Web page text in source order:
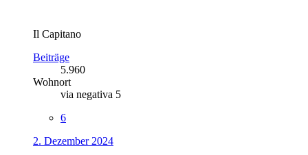
Il Capitano
Beiträge
5.960
Wohnort
via negativa 5
6
2. Dezember 2024